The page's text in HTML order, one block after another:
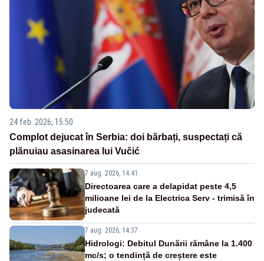
24 feb. 2026, 15:50
Complot dejucat în Serbia: doi bărbați, suspectați că
plănuiau asasinarea lui Vučić
7 aug. 2026, 14:41
Directoarea care a delapidat peste 4,5
milioane lei de la Electrica Serv - trimisă în
judecată
7 aug. 2026, 14:37
Hidrologi: Debitul Dunării rămâne la 1.400
mc/s; o tendință de creștere este